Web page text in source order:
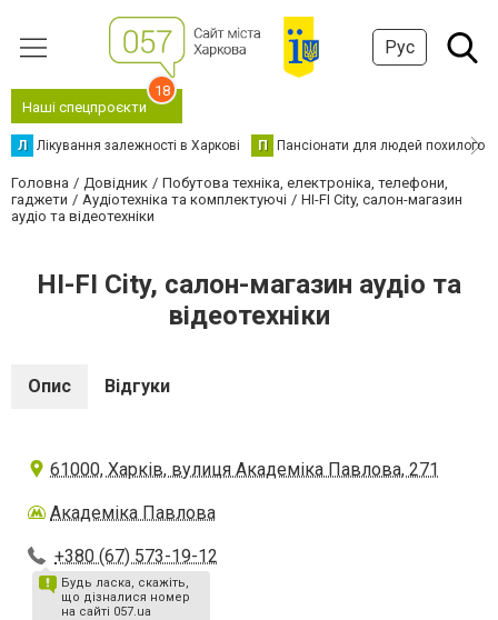
Рус
Наші спецпроєкти
18
Л Лікування залежності в Харкові П Пансіонати для людей похилого
Головна Довідник
Побутова техніка, електроніка, телефони,
гаджети
Аудіотехніка та комплектуючі
HI-FI City, салон-магазин
аудіо та відеотехніки
HI-FI City, салон-магазин аудіо та
відеотехніки
Опис Відгуки
61000, Харків, вулиця Академіка Павлова, 271
Академіка Павлова
+380 (67) 573-19-12
Будь ласка, скажіть,
що дізналися номер
на сайті 057.ua